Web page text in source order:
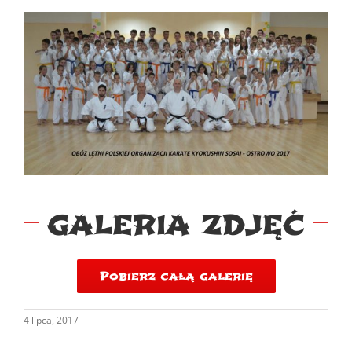
GALERIA ZDJĘĆ
Pobierz całą galerię
4 lipca, 2017